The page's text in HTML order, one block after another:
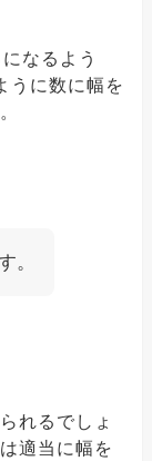
なるよう
うに数に幅を
。
れるでしょ
適当に幅を